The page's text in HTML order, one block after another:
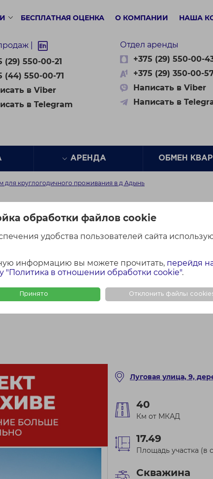
обработки файлов cookie
удобства пользователей сайта
информацию вы можете прочитать, перейдя
"Политика в отношении обработки cookie".
Принято Отклонить файлы
БЕСПЛАТНАЯ ОЦЕНКА О КОМПАНИИ НАША
|
(29) 550-00-21
(44) 550-00-71
в Viber
в Telegram
Отдел аренды
+375 (29) 550-00-
+375 (29) 350-00-
Написать в Viber
Написать в
АРЕНДА ОБМЕН
для круглогодичного проживания в д Адынь
круглогодичного
Луговая улица, 9,
40
Км от МКАД
17.49
Площадь участка (в
Скважина